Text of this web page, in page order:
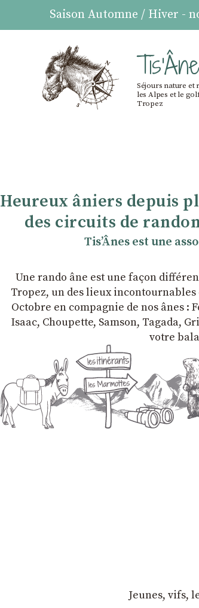
Saison Automne / Hiver -
Séjours nature et
les Alpes et le
Tropez
Heureux âniers depuis
des circuits de
TisʼÂnes est une
Une rando âne est une façon
Tropez, un des lieux incontournables
Octobre en compagnie de nos ânes :
Isaac, Choupette, Samson, Tagada,
votre
Jeunes, vifs,